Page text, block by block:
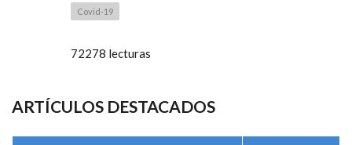
Covid-19
72278 lecturas
ARTÍCULOS DESTACADOS